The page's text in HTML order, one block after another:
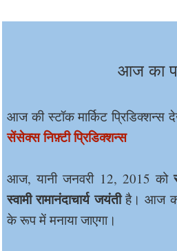
आज का
आज की स्टॉक मार्किट
सेंसेक्स निफ़्टी प्रिडिक्शन्स
आज, यानी जनवरी 12, 2015 को
स्वामी रामानंदाचार्य जयंतीहै। आज का
के रूप में मनाया जाएगा।